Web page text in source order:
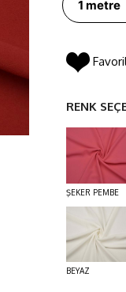
RENK
ŞEKER PEMBE
BEYAZ